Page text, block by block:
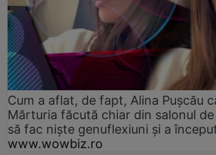
Cum a aflat, de fapt, Alina Pușcău
Mărturia făcută chiar din salonul
să fac niște genuflexiuni și a
www.wowbiz.ro